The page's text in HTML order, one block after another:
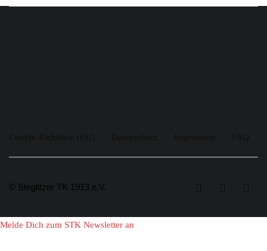
© Steglitzer TK 1913 e.V.
Melde Dich zum STK Newsletter an